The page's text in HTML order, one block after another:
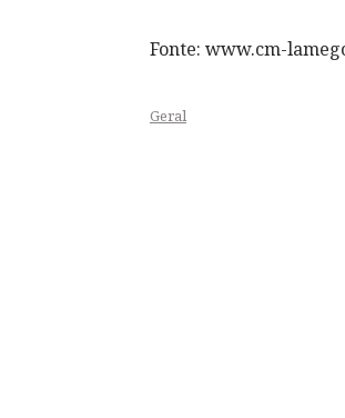
Fonte: www.cm-
Geral